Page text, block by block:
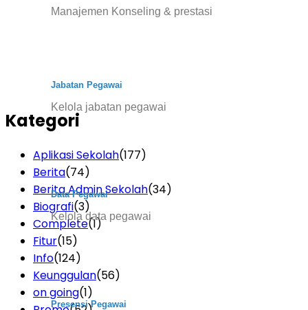
Manajemen Konseling & prestasi
Jabatan Pegawai
Kelola jabatan pegawai
Data Pegawai
Kelola data pegawai
Presensi Pegawai
Kategori
Aplikasi Sekolah(177)
Berita(74)
Berita Admin Sekolah(34)
Biografi(3)
Complete(1)
Fitur(15)
Info(124)
Keunggulan(56)
on going(1)